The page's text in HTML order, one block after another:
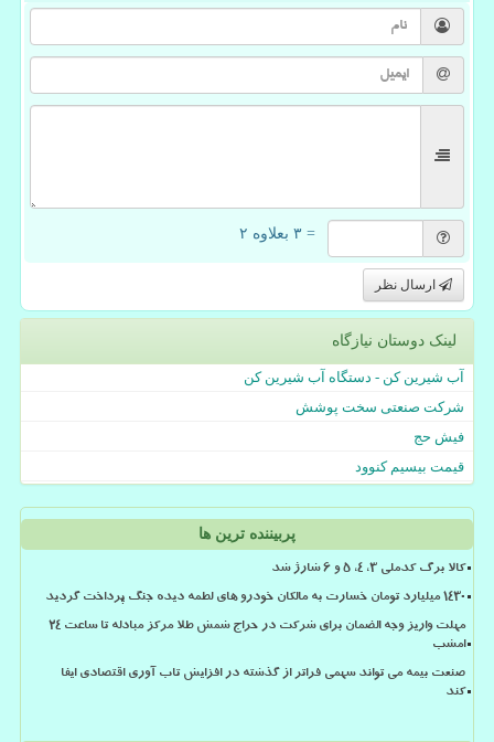
= ۳ بعلاوه ۲
ارسال نظر
لینک دوستان نیازگاه
آب شیرین کن - دستگاه آب شیرین کن
شرکت صنعتی سخت پوشش
فیش حج
قیمت بیسیم کنوود
پربیننده ترین ها
کالا برگ کدملی 3، 4، 5 و 6 شارژ شد
۱۴۳۰ میلیارد تومان خسارت به مالکان خودرو های لطمه دیده جنگ پرداخت گردید
مهلت واریز وجه الضمان برای شرکت در حراج شمش طلا مرکز مبادله تا ساعت ۲۴
امشب
صنعت بیمه می تواند سهمی فراتر از گذشته در افزایش تاب آوری اقتصادی ایفا
کند